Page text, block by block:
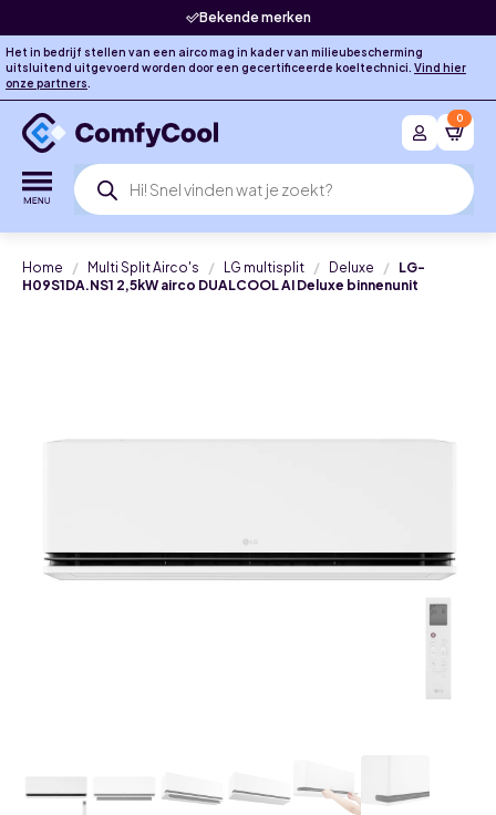
Het in bedrijf stellen van een airco mag in kader van milieubescherming
uitsluitend uitgevoerd worden door een gecertificeerde koeltechnici. Vind hier
onze partners.
Producten
zoeken
0
Home Multi Split Airco's LG multisplit Deluxe
LG-
H09S1DA.NS1 2,5kW airco DUALCOOL AI Deluxe binnenunit